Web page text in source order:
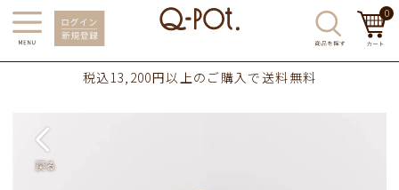
0
税込13,200円以上のご購入で送料無料